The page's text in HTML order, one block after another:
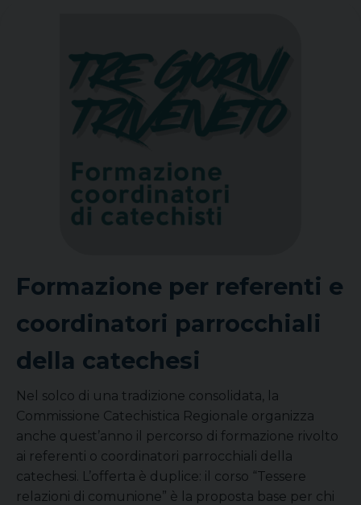
Formazione per referenti e
coordinatori parrocchiali
della catechesi
Nel solco di una tradizione consolidata, la
Commissione Catechistica Regionale organizza
anche quest’anno il percorso di formazione rivolto
ai referenti o coordinatori parrocchiali della
catechesi. L’offerta è duplice: il corso “Tessere
relazioni di comunione” è la proposta base per chi